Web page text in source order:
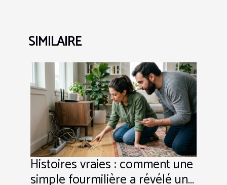
SIMILAIRE
Histoires vraies : comment une
simple fourmilière a révélé une